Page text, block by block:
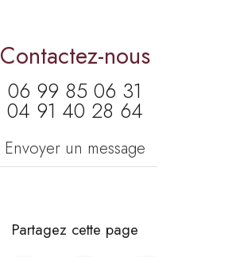
Contactez-nous
06 99 85 06 31
04 91 40 28 64
Envoyer un message
Partagez cette page